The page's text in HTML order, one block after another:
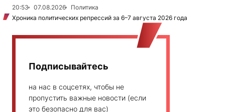
20:53
07.08.2026
Политика
Хроника политических репрессий за 6–7 августа 2026 года
Подписывайтесь
на нас в соцсетях, чтобы не
пропустить важные новости (если
это безопасно для вас)